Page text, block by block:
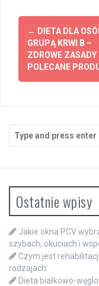
Post
navigation
← DIETA DLA
GRUPĄ KRWI B –
ZDROWE ZASADY I
POLECANE
for:
Ostatnie wpisy
Jakie okna PCV
szybach, okuciach i
Czym jest
rodzajach
Dieta białkowo-